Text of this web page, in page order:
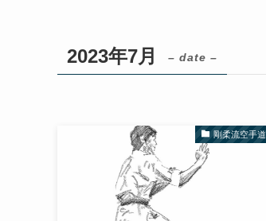
2023年7月 – date –
剛柔流空手道